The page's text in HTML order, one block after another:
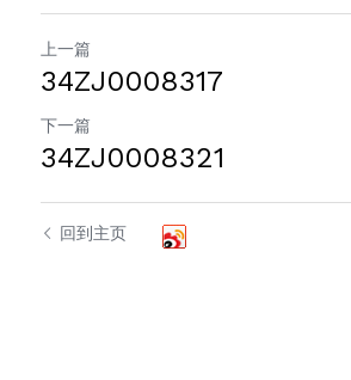
上一篇
34ZJ0008317
下一篇
34ZJ0008321
回到主页